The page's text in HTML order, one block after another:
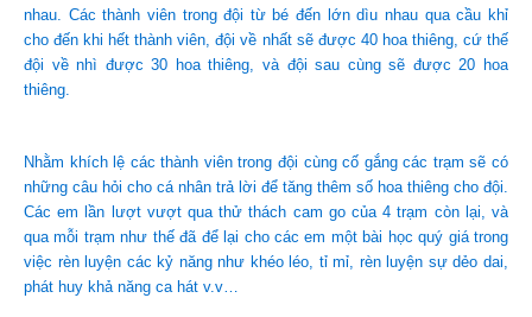
nhau. Các thành viên trong đội từ bé đến lớn dìu nhau qua cầu khỉ
cho đến khi hết thành viên, đội về nhất sẽ được 40 hoa thiêng, cứ thế
đội về nhì được 30 hoa thiêng, và đội sau cùng sẽ được 20 hoa
thiêng.
Nhằm khích lệ các thành viên trong đội cùng cố gắng các trạm sẽ có
những câu hỏi cho cá nhân trả lời để tăng thêm số hoa thiêng cho đội.
Các em lần lượt vượt qua thử thách cam go của 4 trạm còn lại, và
qua mỗi trạm như thế đã để lại cho các em một bài học quý giá trong
việc rèn luyện các kỷ năng như khéo léo, tỉ mỉ, rèn luyện sự dẻo dai,
phát huy khả năng ca hát v.v…